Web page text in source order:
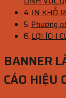
IN KHỔ
Phương
LỢI ÍCH
BANNER
CÁO HIỆU